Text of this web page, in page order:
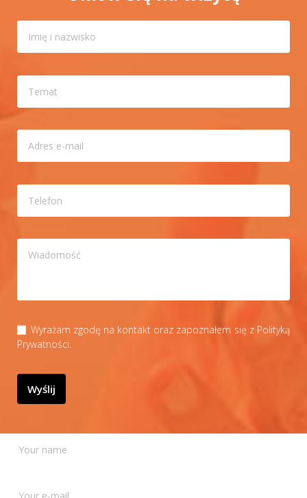
Wyrażam zgodę na kontakt oraz zapoznałem się z Polityką
Prywatności.